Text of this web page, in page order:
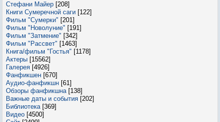
Стефани Майер [208]
Книги Сумеречной саги [122]
Фильм "Сумерки" [201]
Фильм "Новолуние" [191]
Фильм "Затмение" [342]
Фильм "Рассвет" [1463]
Книга/фильм "Гостья" [1178]
Актеры [15562]
Галерея [4926]
Фанфикшен [670]
Аудио-фанфикшн [61]
Обзоры фанфикшна [138]
Важные даты и события [202]
Библиотека [369]
Видео [4500]